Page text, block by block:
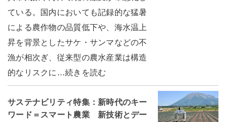
ている。国内においても記録的な猛暑
による農作物の品質低下や、海水温上
昇を背景としたサケ・サンマなどの不
漁が相次ぎ、従来型の農水産業は構造
的なリスクに…続きを読む
サステナビリティ特集：新時代のキー
ワード＝スマート農業 新技術とデー